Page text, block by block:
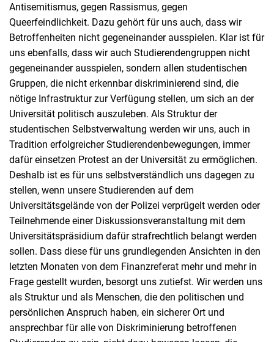
Antisemitismus, gegen Rassismus, gegen
Queerfeindlichkeit. Dazu gehört für uns auch, dass wir
Betroffenheiten nicht gegeneinander ausspielen. Klar ist für
uns ebenfalls, dass wir auch Studierendengruppen nicht
gegeneinander ausspielen, sondern allen studentischen
Gruppen, die nicht erkennbar diskriminierend sind, die
nötige Infrastruktur zur Verfügung stellen, um sich an der
Universität politisch auszuleben. Als Struktur der
studentischen Selbstverwaltung werden wir uns, auch in
Tradition erfolgreicher Studierendenbewegungen, immer
dafür einsetzen Protest an der Universität zu ermöglichen.
Deshalb ist es für uns selbstverständlich uns dagegen zu
stellen, wenn unsere Studierenden auf dem
Universitätsgelände von der Polizei verprügelt werden oder
Teilnehmende einer Diskussionsveranstaltung mit dem
Universitätspräsidium dafür strafrechtlich belangt werden
sollen. Dass diese für uns grundlegenden Ansichten in den
letzten Monaten von dem Finanzreferat mehr und mehr in
Frage gestellt wurden, besorgt uns zutiefst. Wir werden uns
als Struktur und als Menschen, die den politischen und
persönlichen Anspruch haben, ein sicherer Ort und
ansprechbar für alle von Diskriminierung betroffenen